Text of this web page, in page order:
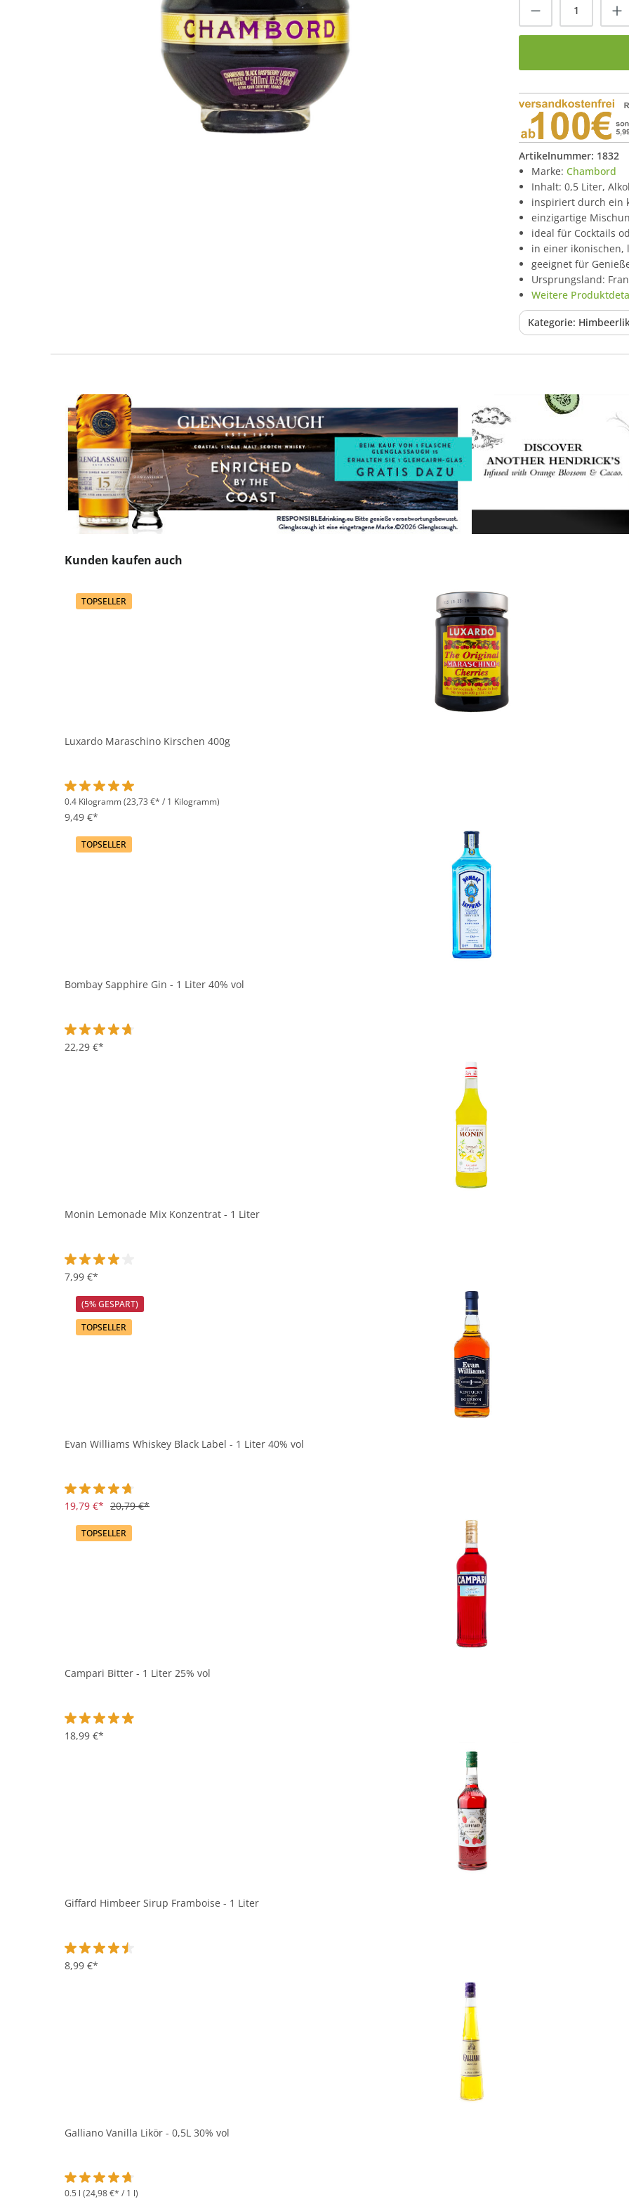
Produkt
Artikelnummer: 1832
Marke: Chambord
Inhalt: 0,5 Liter,
inspiriert durch ein
einzigartige
ideal für Cocktails
in einer ikonischen,
geeignet für
Ursprungsland:
Weitere
Kategorie:
Produktgalerie überspringen
Kunden kaufen auch
TOPSELLER
Luxardo Maraschino Kirschen 400g
Durchschnittliche Bewertung von 5 von 5 Sternen
0.4 Kilogramm(23,73 €* / 1 Kilogramm)
9,49 €*
In den Korb
TOPSELLER
Bombay Sapphire Gin - 1 Liter 40% vol
Durchschnittliche Bewertung von 4.7 von 5 Sternen
22,29 €*
In den Korb
Monin Lemonade Mix Konzentrat - 1 Liter
Durchschnittliche Bewertung von 4 von 5 Sternen
7,99 €*
In den Korb
(5% GESPART)
TOPSELLER
Evan Williams Whiskey Black Label - 1 Liter 40% vol
Durchschnittliche Bewertung von 4.8 von 5 Sternen
19,79 €* 20,79 €*
In den Korb
TOPSELLER
Campari Bitter - 1 Liter 25% vol
Durchschnittliche Bewertung von 4.9 von 5 Sternen
18,99 €*
In den Korb
Giffard Himbeer Sirup Framboise - 1 Liter
Durchschnittliche Bewertung von 4.4 von 5 Sternen
8,99 €*
In den Korb
Galliano Vanilla Likör - 0,5L 30% vol
Durchschnittliche Bewertung von 4.7 von 5 Sternen
0.5 l (24,98 €* / 1 l)
In den Korb